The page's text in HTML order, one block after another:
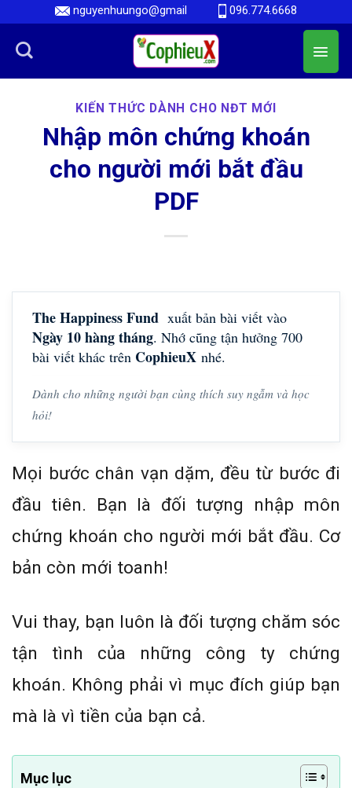
nguyenhuungo@gmail 096.774.6668
KIẾN THỨC DÀNH CHO NĐT MỚI
Nhập môn chứng khoán
cho người mới bắt đầu
PDF
The Happiness Fund xuất bản bài viết vào
Ngày 10 hàng tháng. Nhớ cũng tận hưởng 700
bài viết khác trên CophieuX nhé.
Dành cho những người bạn cùng thích suy ngẫm và học
hỏi!
Mọi bước chân vạn dặm, đều từ bước đi
đầu tiên. Bạn là đối tượng nhập môn
chứng khoán cho người mới bắt đầu. Cơ
bản còn mới toanh!
Vui thay, bạn luôn là đối tượng chăm sóc
tận tình của những công ty chứng
khoán. Không phải vì mục đích giúp bạn
mà là vì tiền của bạn cả.
Mục lục